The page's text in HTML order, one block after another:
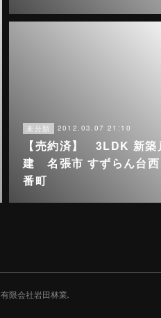
未分類 2012.03.07 21:10
【売約済】 3LDK 新築
建 名張市 すずらん台
番町
有限会社岩田林業.